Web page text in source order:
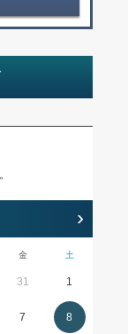
›
金 土
31 1
7 8